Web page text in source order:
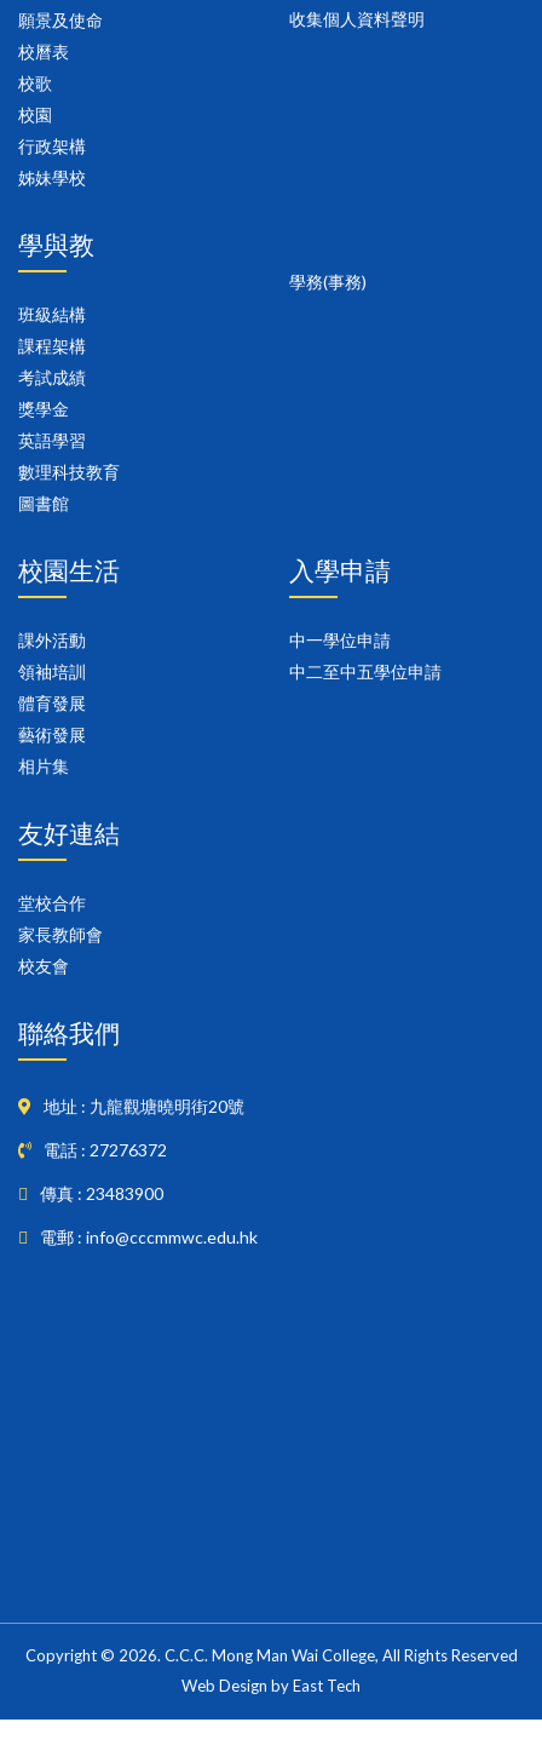
願景及使命
校曆表
校歌
校園
行政架構
姊妹學校
收集個人資料聲明
學與教
班級結構
課程架構
考試成績
獎學金
英語學習
數理科技教育
圖書館
學務(事務)
校園生活
課外活動
領袖培訓
體育發展
藝術發展
相片集
入學申請
中一學位申請
中二至中五學位申請
友好連結
堂校合作
家長教師會
校友會
聯絡我們
地址 : 九龍觀塘曉明街20號
電話 : 27276372
傳真 : 23483900
電郵 : info@cccmmwc.edu.hk
Copyright © 2026. C.C.C. Mong Man Wai College, All Rights Reserved
Web Design byEast Tech